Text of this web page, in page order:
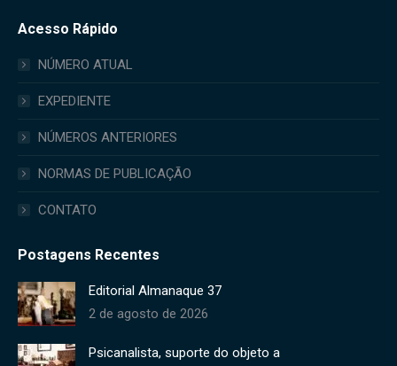
opens
in
window
opens
in
window
opens
in
window
Acesso Rápido
NÚMERO ATUAL
EXPEDIENTE
NÚMEROS ANTERIORES
NORMAS DE PUBLICAÇÃO
CONTATO
Postagens Recentes
Editorial Almanaque 37
2 de agosto de 2026
Psicanalista, suporte do objeto a